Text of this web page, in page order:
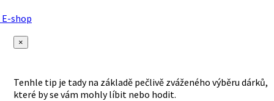
shop
×
Tenhle tip je tady na základě pečlivě zváženého výběru dárků,
které by se vám mohly líbit nebo hodit.